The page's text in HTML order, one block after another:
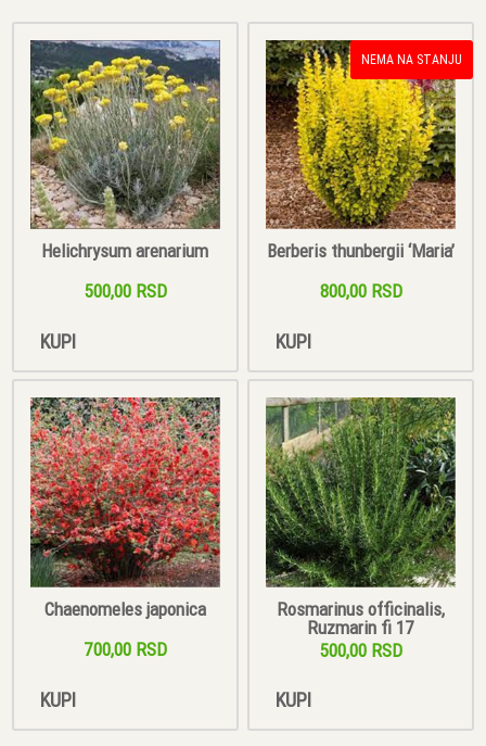
Helichrysum arenarium
500,00 RSD
KUPI
NEMA NA STANJU
Berberis thunbergii ‘Maria’
800,00 RSD
KUPI
Chaenomeles japonica
700,00 RSD
KUPI
Rosmarinus officinalis,
Ruzmarin fi 17
500,00 RSD
KUPI